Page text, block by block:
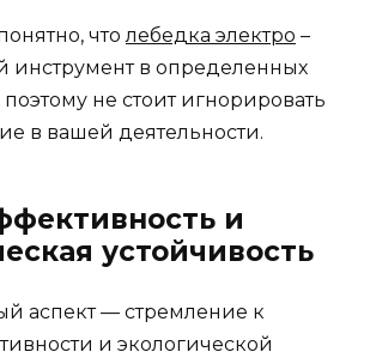
чтолебедка электро –
инструмент в определенных
поэтому не стоит игнорировать
в вашей деятельности.
и
устойчивость
аспект — стремление к
и экологической